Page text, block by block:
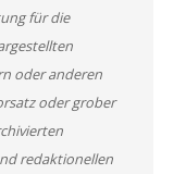
für die
oder anderen
oder grober
redaktionellen